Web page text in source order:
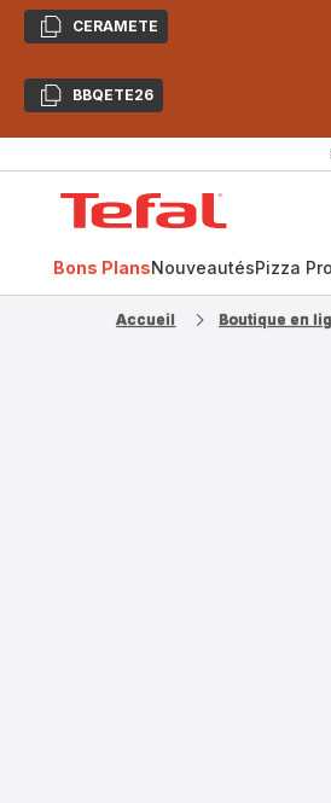
CopierCERAMETE
CopierBBQETE26
Bons PlansNouveautésPizza
Accueil Boutique en